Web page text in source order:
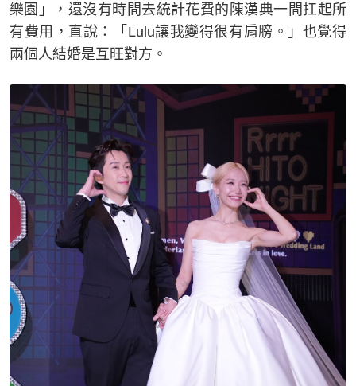
樂園」，還沒有時間去統計花費的陳漢典一間扛起所
有費用，直說：「Lulu讓我變得很有肩膀。」也覺得
兩個人結婚是互旺對方。